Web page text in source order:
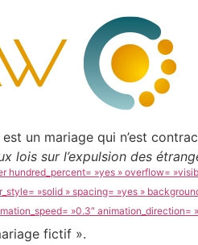
un mariage qui n’est
lois sur l’expulsion des
hundred_percent= »yes » overflow=
»solid » spacing= »yes »
»0.3″ animation_direction=
fictif ».